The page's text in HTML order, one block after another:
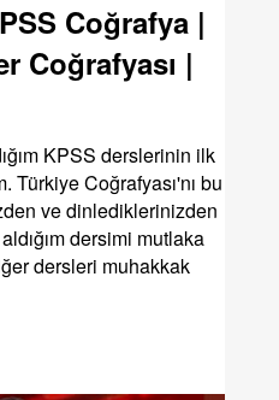
Coğrafya |
Coğrafyası |
KPSS derslerinin ilk
Türkiye Coğrafyası'nı bu
ve dinlediklerinizden
dersimi mutlaka
dersleri muhakkak